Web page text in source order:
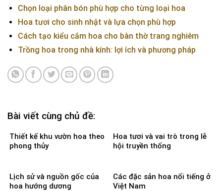
Chọn loại phân bón phù hợp cho từng loại hoa
Hoa tươi cho sinh nhật và lựa chọn phù hợp
Cách tạo kiểu cắm hoa cho bàn thờ trang nghiêm
Trồng hoa trong nhà kính: lợi ích và phương pháp
Bài viết cùng chủ đề:
Thiết kế khu vườn hoa theo
phong thủy
Hoa tươi và vai trò trong lễ
hội truyền thống
Lịch sử và nguồn gốc của
hoa hướng dương
Các đặc sản hoa nổi tiếng ở
Việt Nam